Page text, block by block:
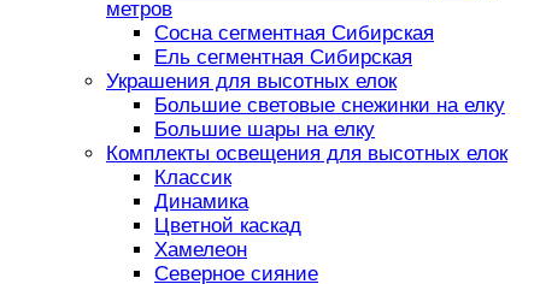
метров
Сосна сегментная Сибирская
Ель сегментная Сибирская
Украшения для высотных елок
Большие световые снежинки на елку
Большие шары на елку
Комплекты освещения для высотных елок
Классик
Динамика
Цветной каскад
Хамелеон
Северное сияние